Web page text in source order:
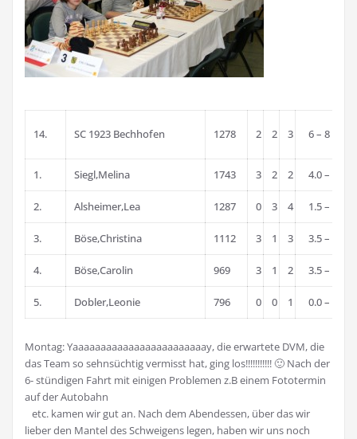
14. SC 1923 Bechhofen 1278 2 2 3 6 – 8
1. Siegl,Melina 1743 3 2 2 4.0 – 3.0
2. Alsheimer,Lea 1287 0 3 4 1.5 – 5.5
3. Böse,Christina 1112 3 1 3 3.5 – 3.5
4. Böse,Carolin 969 3 1 2 3.5 – 2.5
5. Dobler,Leonie 796 0 0 1 0.0 – 1.0
Montag: Yaaaaaaaaaaaaaaaaaaaaaaaay, die erwartete DVM, die
das Team so sehnsüchtig vermisst hat, ging los!!!!!!!!!!! 🙂 Nach der
6- stündigen Fahrt mit einigen Problemen z.B einem Fototermin
auf der Autobahn
etc. kamen wir gut an. Nach dem Abendessen, über das wir
lieber den Mantel des Schweigens legen, haben wir uns noch